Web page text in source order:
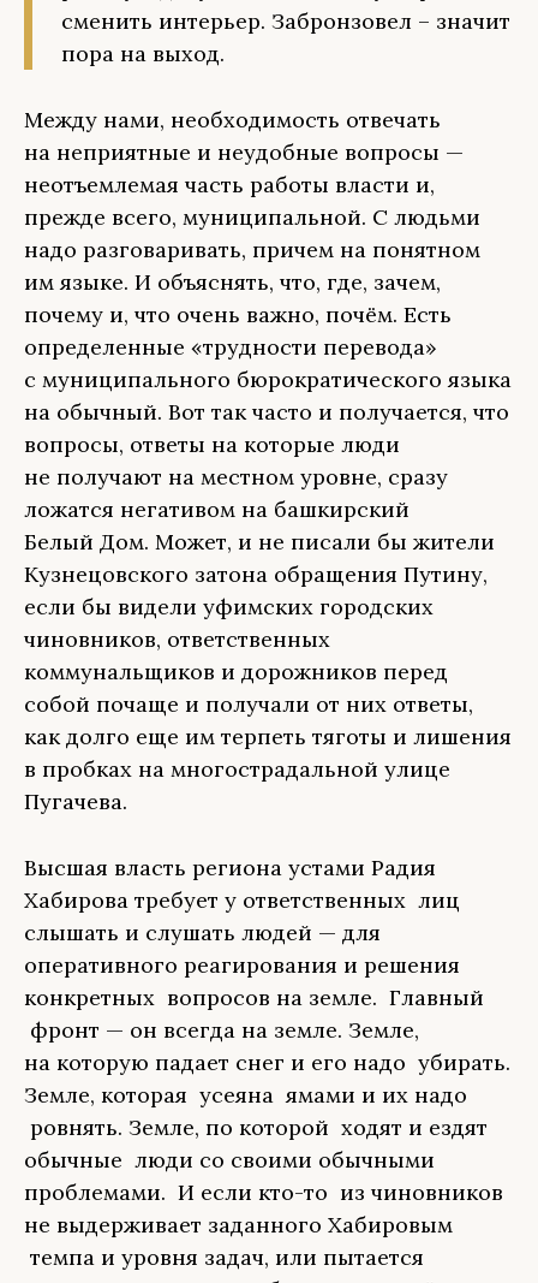
сменить интерьер. Забронзовел – значит
пора на выход.
Между нами, необходимость отвечать
на неприятные и неудобные вопросы —
неотъемлемая часть работы власти и,
прежде всего, муниципальной. С людьми
надо разговаривать, причем на понятном
им языке. И объяснять, что, где, зачем,
почему и, что очень важно, почём. Есть
определенные «трудности перевода»
с муниципального бюрократического языка
на обычный. Вот так часто и получается, что
вопросы, ответы на которые люди
не получают на местном уровне, сразу
ложатся негативом на башкирский
Белый Дом. Может, и не писали бы жители
Кузнецовского затона обращения Путину,
если бы видели уфимских городских
чиновников, ответственных
коммунальщиков и дорожников перед
собой почаще и получали от них ответы,
как долго еще им терпеть тяготы и лишения
в пробках на многострадальной улице
Пугачева.
Высшая власть региона устами Радия
Хабирова требует у ответственных лиц
слышать и слушать людей — для
оперативного реагирования и решения
конкретных вопросов на земле. Главный
фронт — он всегда на земле. Земле,
на которую падает снег и его надо убирать.
Земле, которая усеяна ямами и их надо
ровнять. Земле, по которой ходят и ездят
обычные люди со своими обычными
проблемами. И если кто-то из чиновников
не выдерживает заданного Хабировым
темпа и уровня задач, или пытается